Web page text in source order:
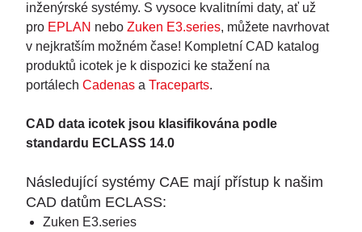
inženýrské systémy. S vysoce kvalitními daty, ať už
pro EPLAN nebo Zuken E3.series, můžete navrhovat
v nejkratším možném čase! Kompletní CAD katalog
produktů icotek je k dispozici ke stažení na
portálech Cadenas a Traceparts.
CAD data icotek jsou klasifikována podle
standardu ECLASS 14.0
Následující systémy CAE mají přístup k našim
CAD datům ECLASS:
Zuken E3.series